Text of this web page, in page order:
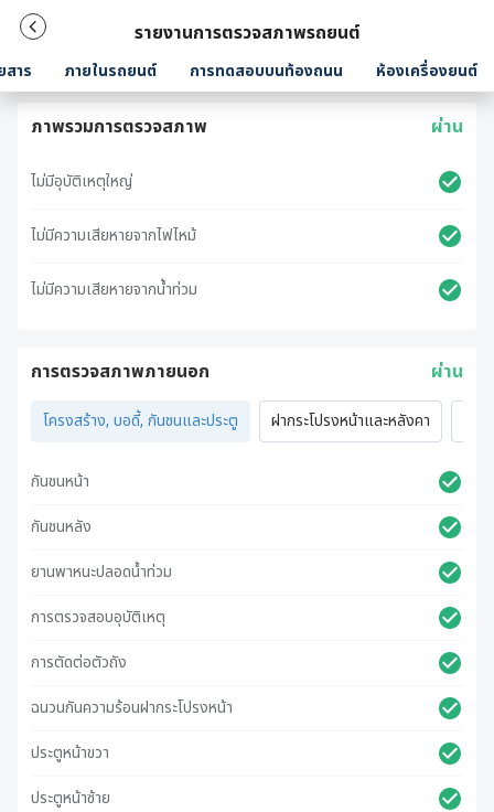
รายงานการตรวจสภาพรถยนต์
าร ภายในรถยนต์ การทดสอบบนท้องถนน ห้องเครื่องยนต์
ภาพรวมการตรวจสภาพ ผ่าน
ไม่มีอุบัติเหตุใหญ่
ไม่มีความเสียหายจากไฟไหม้
ไม่มีความเสียหายจากน้ำท่วม
การตรวจสภาพภายนอก ผ่าน
โครงสร้าง, บอดี้, กันชนและประตู ฝากระโปรงหน้าและหลังคา
กันชนหน้า
กันชนหลัง
ยานพาหนะปลอดน้ําท่วม
การตรวจสอบอุบัติเหตุ
การตัดต่อตัวถัง
ฉนวนกันความร้อนฝากระโปรงหน้า
ประตูหน้าขวา
ประตูหน้าซ้าย